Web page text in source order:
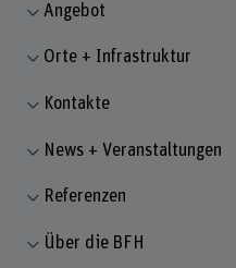
Angebot
Orte + Infrastruktur
Kontakte
News + Veranstaltungen
Referenzen
Über die BFH